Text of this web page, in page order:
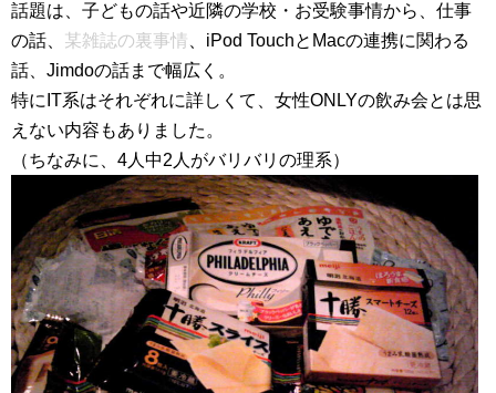
話題は、子どもの話や近隣の学校・お受験事情から、仕事
の話、 某雑誌の裏事情
、iPod TouchとMacの連携に関わる
話、Jimdoの話まで幅広く。
特にIT系はそれぞれに詳しくて、女性ONLYの飲み会とは思
えない内容もありました。
（ちなみに、4人中2人がバリバリの理系）